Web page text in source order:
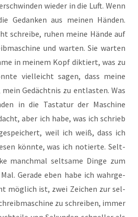
wie­der in die Luft. Wenn
Gedan­ken aus mei­nen Hän­den.
schrei­be, ruhen mei­ne Hän­de auf
und war­ten. Sie war­ten
in mei­nem Kopf dik­tiert, was zu
viel­leicht sagen, dass mei­ne
Gedächt­nis zu ent­las­ten. Was
in die Tas­ta­tur der Maschi­ne
aber ich habe, was ich schrieb
weil ich weiß, dass ich
könn­te, was ich notier­te. Selt­
manch­mal selt­sa­me Din­ge zum
Gera­de eben habe ich wahr­ge­
mög­lich ist, zwei Zei­chen zur sel­
zu schrei­ben, immer